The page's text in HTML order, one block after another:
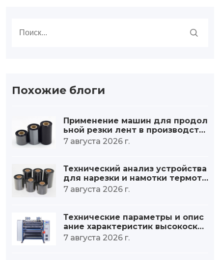
Похожие блоги
Применение машин для продол
ьной резки лент в производств
е расходных материалов для п
ечати этикеток.
7 августа 2026 г.
Технический анализ устройства
для нарезки и намотки термотр
ансферной ленты.
7 августа 2026 г.
Технические параметры и опис
ание характеристик высокоскор
остного станка для продольно
й резки лент.
7 августа 2026 г.